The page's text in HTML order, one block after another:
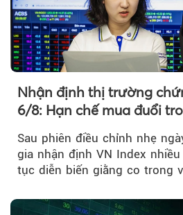
Nhận định thị trường
6/8: Hạn chế mua đuổi
Sau phiên điều chỉnh nhẹ
gia nhận định VN Index
tục diễn biến giằng co trong